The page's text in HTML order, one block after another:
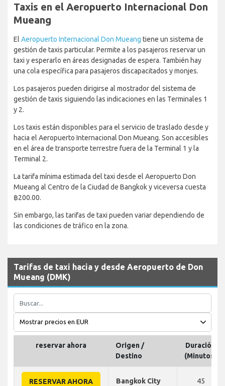
Taxis en el Aeropuerto Internacional Don
Mueang
El Aeropuerto Internacional Don Mueang tiene un sistema de
gestión de taxis particular. Permite a los pasajeros reservar un
taxi y esperarlo en áreas designadas de espera. También hay
una cola específica para pasajeros discapacitados y monjes.
Los pasajeros pueden dirigirse al mostrador del sistema de
gestión de taxis siguiendo las indicaciones en las Terminales 1
y 2.
Los taxis están disponibles para el servicio de traslado desde y
hacia el Aeropuerto Internacional Don Mueang. Son accesibles
en el área de transporte terrestre fuera de la Terminal 1 y la
Terminal 2.
La tarifa mínima estimada del taxi desde el Aeropuerto Don
Mueang al Centro de la Ciudad de Bangkok y viceversa cuesta
฿200.00.
Sin embargo, las tarifas de taxi pueden variar dependiendo de
las condiciones de tráfico en la zona.
Tarifas de taxi hacia y desde Aeropuerto de Don
Mueang (DMK)
reservar ahora
Origen /
Destino
Duración
(Minutos)
RESERVAR AHORA Bangkok City 45